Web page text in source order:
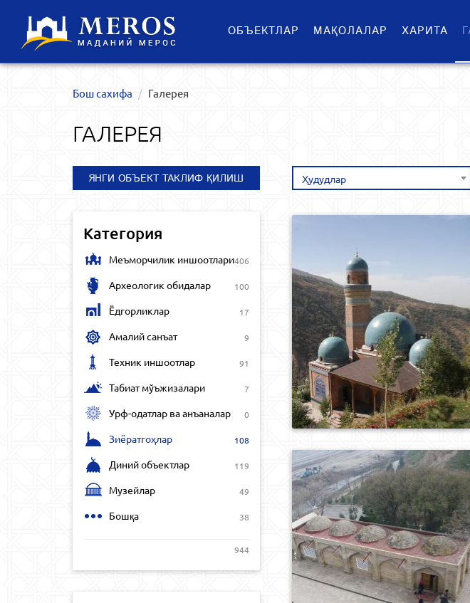
ОБЪЕКТЛАР МАҚОЛАЛАР ХАРИТА
Бош сахифа Галерея
ГАЛЕРЕЯ
ЯНГИ ОБЪЕКТ ТАКЛИФ ҚИЛИШ
Категория
Меъморчилик иншоотлари406
Археологик обидалар 100
Ёдгорликлар 17
Амалий санъат 9
Техник иншоотлар 91
Табиат мўъжизалари 7
Урф-одатлар ва анъаналар 0
Зиёратгоҳлар 108
Диний объектлар 119
Музейлар 49
Бошқа 38
944
Ҳудудлар
0 631
0 464